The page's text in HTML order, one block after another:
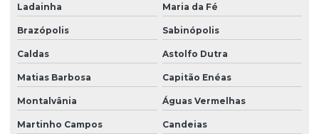
Ladainha Maria da Fé
Brazópolis Sabinópolis
Caldas Astolfo Dutra
Matias Barbosa Capitão Enéas
Montalvânia Águas Vermelhas
Martinho Campos Candeias